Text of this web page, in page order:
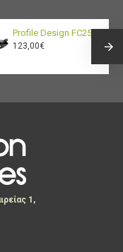
Profile Design FC25
123,00€
1,